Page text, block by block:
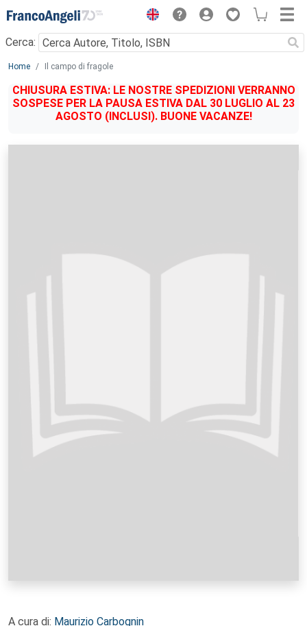
Menu
Cerca:
Main content
Home Il campo di fragole
CHIUSURA ESTIVA: LE NOSTRE SPEDIZIONI VERRANNO
SOSPESE PER LA PAUSA ESTIVA DAL 30 LUGLIO AL 23
AGOSTO (INCLUSI). BUONE VACANZE!
A cura di: Maurizio Carbognin